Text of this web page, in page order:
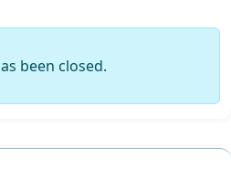
been closed.